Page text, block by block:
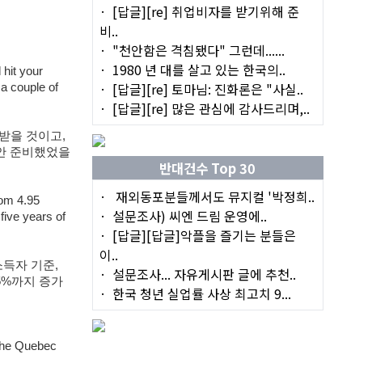
hit your
couple of
을 것이고,
준비했었을
4.95
years of
자 기준,
까지 증가
Quebec
[답글][re] 취업비자를 받기위해 준
비..
"천안함은 격침됐다" 그런데......
1980 년 대를 살고 있는 한국의..
[답글][re] 토마님: 진화론은 "사실..
[답글][re] 많은 관심에 감사드리며,..
반대건수 Top 30
재외동포분들께서도 뮤지컬 '박정희..
설문조사) 씨엔 드림 운영에..
[답글][답글]악플을 즐기는 분들은
이..
설문조사... 자유게시판 글에 추천..
한국 청년 실업률 사상 최고치 9...